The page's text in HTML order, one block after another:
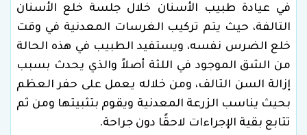
في عيادة طبيب الأسنان خلال جلسة خلع الأسنان
التالفة، حيث يتم تركيب الغرسات المعدنية في وقت
خلع الضرس نفسه، ويستفيد الطبيب في هذه الحالة
من الشق الموجود في اللثة أصلاً والذي يحدث بسبب
إزالة السن التالف، ومن خلاله يعمل على حفر العظم
بحيث يناسب الزرعة المعدنية ويقوم بتثبيتها ومن ثم
تتابع بقية الإجراءات لاحقًا دون جراحة.